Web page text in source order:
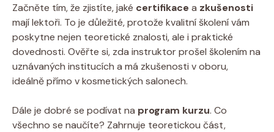
Začněte tím, že zjistíte, jaké certifikace a zkušenosti
mají lektoři. To je důležité, protože kvalitní školení vám
poskytne nejen teoretické znalosti, ale i praktické
dovednosti. Ověřte si, zda instruktor prošel školením na
uznávaných institucích a má zkušenosti v oboru,
ideálně přímo v kosmetických salonech.
Dále je dobré se podívat na program kurzu. Co
všechno se naučíte? Zahrnuje teoretickou část,